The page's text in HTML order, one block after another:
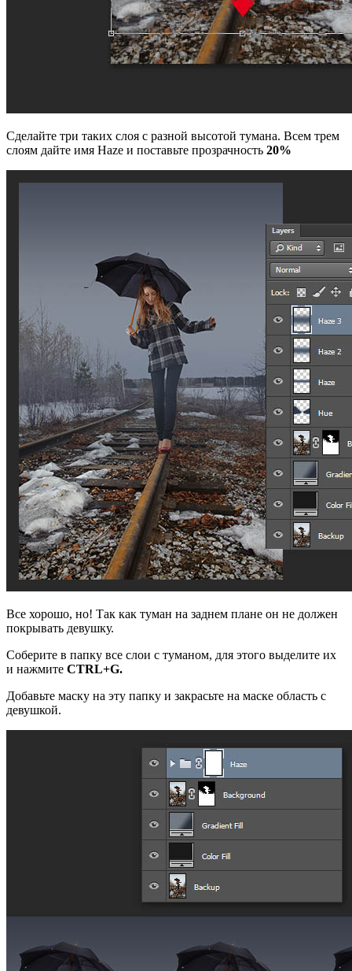
Сделайте три таких слоя с разной высотой тумана. Всем трем
слоям дайте имя Haze и поставьте прозрачность 20%
Все хорошо, но! Так как туман на заднем плане он не должен
покрывать девушку.
Соберите в папку все слои с туманом, для этого выделите их
и нажмите CTRL+G.
Добавьте маску на эту папку и закрасьте на маске область с
девушкой.